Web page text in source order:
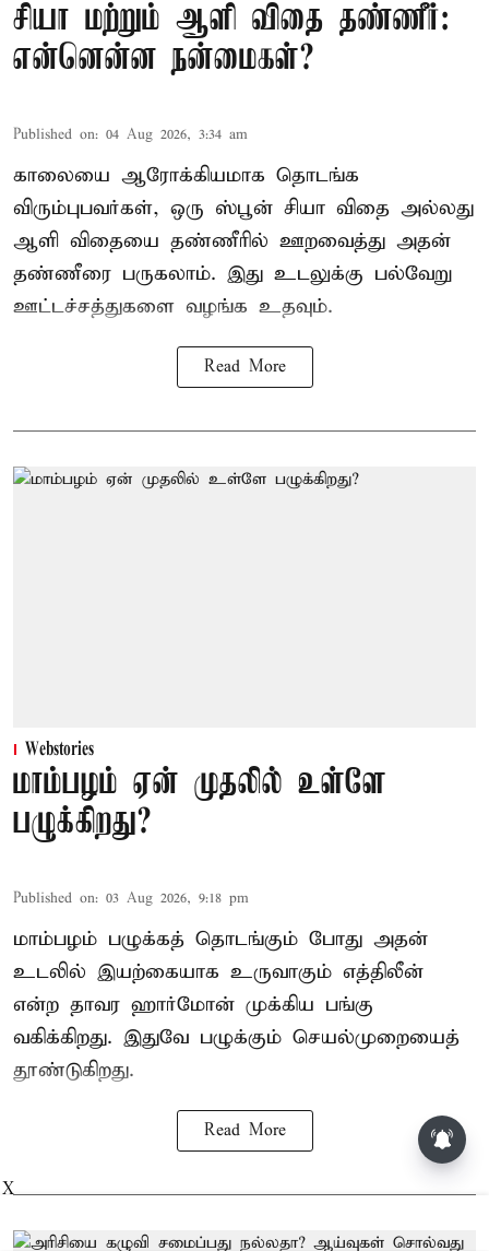
சியா மற்றும் ஆளி விதை தண்ணீர்:
என்னென்ன நன்மைகள்?
Published on: 04 Aug 2026, 3:34 am
காலையை ஆரோக்கியமாக தொடங்க
விரும்புபவர்கள், ஒரு ஸ்பூன் சியா விதை அல்லது
ஆளி விதையை தண்ணீரில் ஊறவைத்து அதன்
தண்ணீரை பருகலாம். இது உடலுக்கு பல்வேறு
ஊட்டச்சத்துகளை வழங்க உதவும்.
Read More
Webstories
மாம்பழம் ஏன் முதலில் உள்ளே
பழுக்கிறது?
Published on: 03 Aug 2026, 9:18 pm
மாம்பழம் பழுக்கத் தொடங்கும் போது அதன்
உடலில் இயற்கையாக உருவாகும் எத்திலீன்
என்ற தாவர ஹார்மோன் முக்கிய பங்கு
வகிக்கிறது. இதுவே பழுக்கும் செயல்முறையைத்
தூண்டுகிறது.
Read More
X
தமிழக அரசியலில் உருவாகும் புதிய
போட்டி: எதிர்காலத்தில்